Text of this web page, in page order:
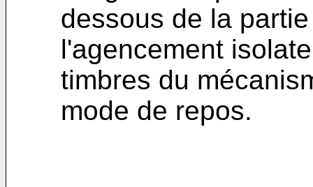
dessous de la
l'agencement
timbres du
mode de repos.